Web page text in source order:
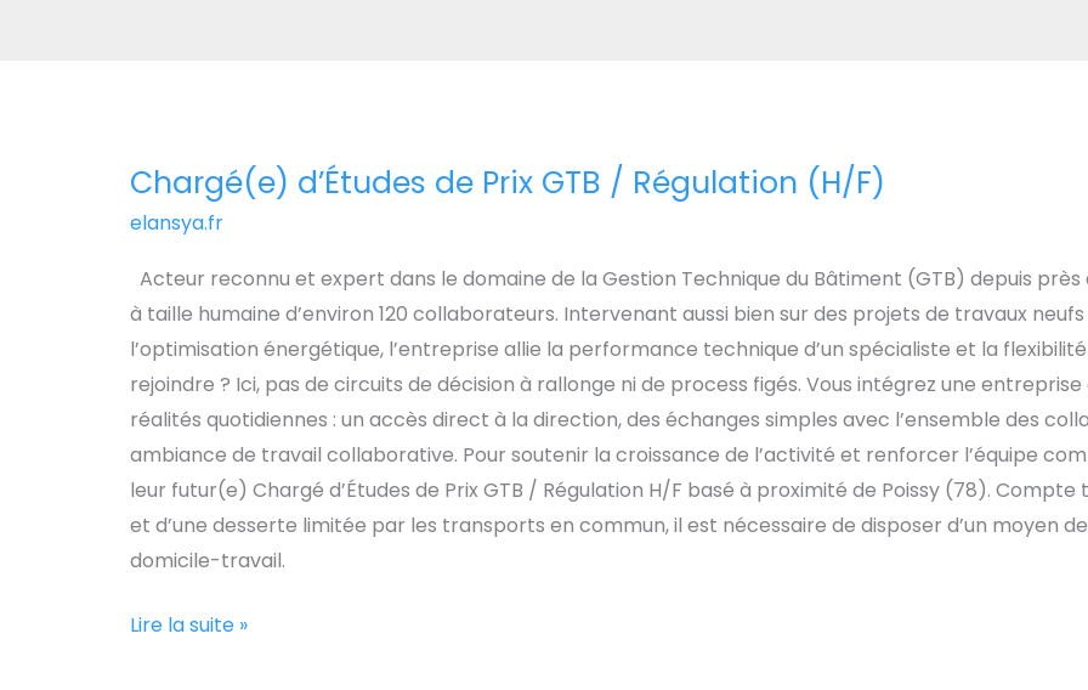
Chargé(e) d’Études de Prix GTB / Régulation (H/F)
elansya.fr
Acteur reconnu et expert dans le domaine de la Gestion Technique du Bâtiment (GTB) depuis près
à taille humaine d’environ 120 collaborateurs. Intervenant aussi bien sur des projets de travaux
l’optimisation énergétique, l’entreprise allie la performance technique d’un spécialiste et la
rejoindre ? Ici, pas de circuits de décision à rallonge ni de process figés. Vous intégrez une
réalités quotidiennes : un accès direct à la direction, des échanges simples avec l’ensemble des
ambiance de travail collaborative. Pour soutenir la croissance de l’activité et renforcer l’équipe
leur futur(e) Chargé d’Études de Prix GTB / Régulation H/F basé à proximité de Poissy (78).
et d’une desserte limitée par les transports en commun, il est nécessaire de disposer d’un moyen
domicile-travail.
Chargé(e)
d’Études
Prix
GTB
/
Régulation
(H/F)
Lire la suite »